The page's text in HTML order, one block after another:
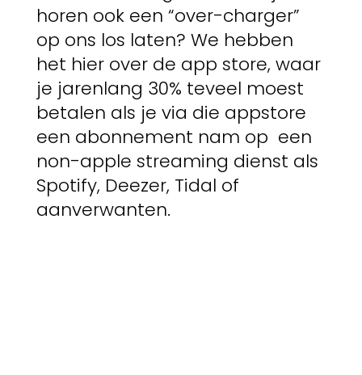
horen ook een “over-charger”
op ons los laten? We hebben
het hier over de app store, waar
je jarenlang 30% teveel moest
betalen als je via die appstore
een abonnement nam op een
non-apple streaming dienst als
Spotify, Deezer, Tidal of
aanverwanten.